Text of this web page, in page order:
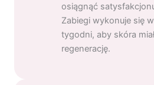
osiągnąć
Zabiegi wykonuje się
tygodni, aby skóra
regenerację.